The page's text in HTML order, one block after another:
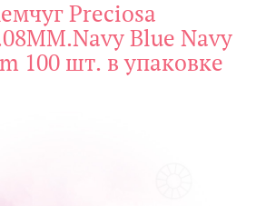
Preciosa
Blue Navy
100 шт. в упаковке